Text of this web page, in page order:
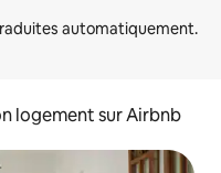
logement sur Airbnb